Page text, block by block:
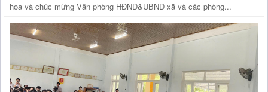
hoa và chúc mừng Văn phòng HĐND&UBND xã và các phòng...